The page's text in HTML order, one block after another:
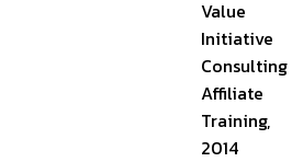
Value
Initiative
Consulting
Affiliate
Training,
2014